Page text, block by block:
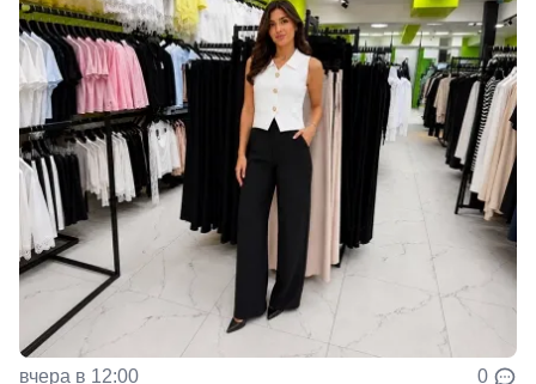
вчера в 12:00 0